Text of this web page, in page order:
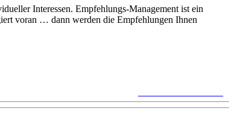
Interessen. Empfehlungs-Management ist ein
voran … dann werden die Empfehlungen Ihnen